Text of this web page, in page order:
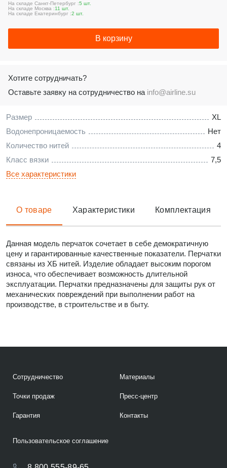
Размер
XL
Водонепроницаемость
Нет
Количество нитей
4
Класс вязки
7,5
Все характеристики
На складе Санкт-Петербург :5 шт.
На складе Москва :11 шт.
На складе Екатеринбург :2 шт.
В корзину
Хотите сотрудничать?
Оставьте заявку на сотрудничество на info@airline.su
О товаре Характеристики Комплектация
Данная модель перчаток сочетает в себе демократичную
цену и гарантированные качественные показатели. Перчатки
связаны из ХБ нитей. Изделие обладает высоким порогом
износа, что обеспечивает возможность длительной
эксплуатации. Перчатки предназначены для защиты рук от
механических повреждений при выполнении работ на
производстве, в строительстве и в быту.
Сотрудничество
Точки продаж
Гарантия
Материалы
Пресс-центр
Контакты
Пользовательское соглашение